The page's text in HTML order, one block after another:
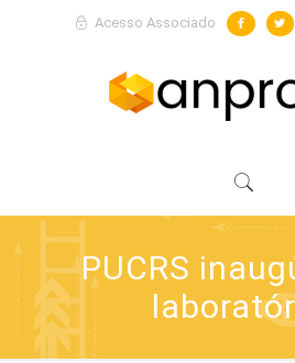
Acesso Associado
PUCRS